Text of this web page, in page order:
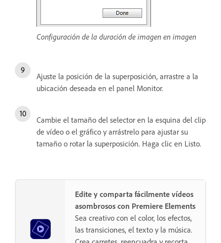
Configuración de la duración de imagen en imagen
Ajuste la posición de la superposición, arrastre a la
ubicación deseada en el panel Monitor.
Cambie el tamaño del selector en la esquina del clip
de vídeo o el gráfico y arrástrelo para ajustar su
tamaño o rotar la superposición. Haga clic en Listo.
Edite y comparta fácilmente vídeos
asombrosos con Premiere Elements
Sea creativo con el color, los efectos,
las transiciones, el texto y la música.